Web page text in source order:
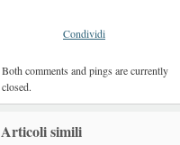
Condividi
Both comments and pings are currently
closed.
Articoli simili